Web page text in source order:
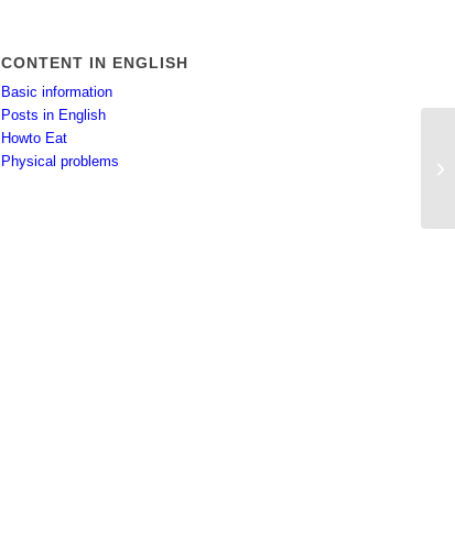
CONTENT IN ENGLISH
Basic information
Posts in English
Howto Eat
Physical problems